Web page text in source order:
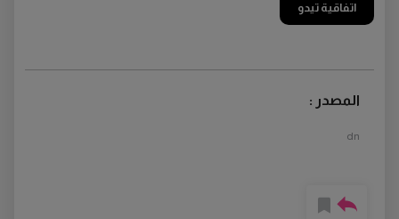
اتفاقية تيدو
المصدر :
dn